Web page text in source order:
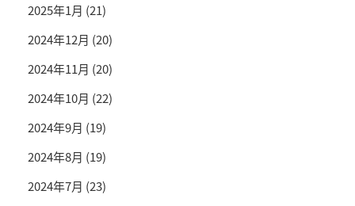
2025年1月 (21)
2024年12月 (20)
2024年11月 (20)
2024年10月 (22)
2024年9月 (19)
2024年8月 (19)
2024年7月 (23)